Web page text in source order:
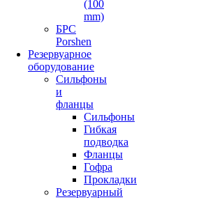
(100
mm)
БРС
Porshen
Резервуарное
оборудование
Сильфоны
и
фланцы
Сильфоны
Гибкая
подводка
Фланцы
Гофра
Прокладки
Резервуарный